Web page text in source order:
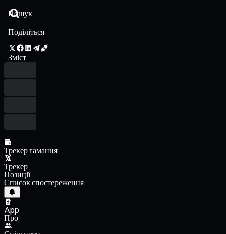
Поділіться
Зміст
Трекер гаманця
Трекер
Позиції
Список спостереження
App
Про